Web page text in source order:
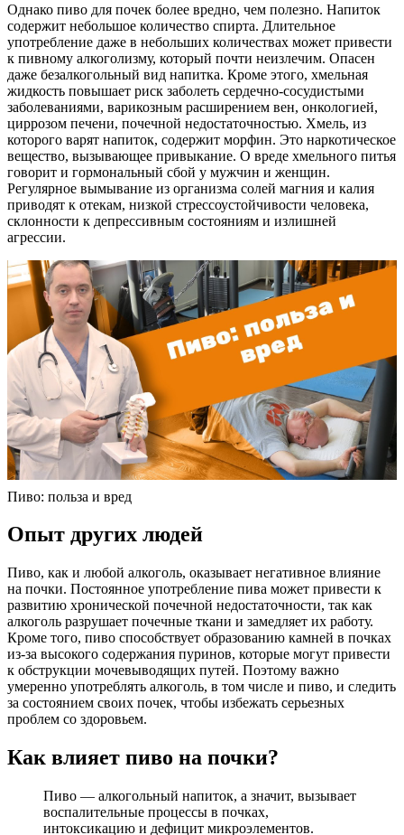
Однако пиво для почек более вредно, чем полезно. Напиток
содержит небольшое количество спирта. Длительное
употребление даже в небольших количествах может привести
к пивному алкоголизму, который почти неизлечим. Опасен
даже безалкогольный вид напитка. Кроме этого, хмельная
жидкость повышает риск заболеть сердечно-сосудистыми
заболеваниями, варикозным расширением вен, онкологией,
циррозом печени, почечной недостаточностью. Хмель, из
которого варят напиток, содержит морфин. Это наркотическое
вещество, вызывающее привыкание. О вреде хмельного питья
говорит и гормональный сбой у мужчин и женщин.
Регулярное вымывание из организма солей магния и калия
приводят к отекам, низкой стрессоустойчивости человека,
склонности к депрессивным состояниям и излишней
агрессии.
Пиво: польза и вред
Опыт других людей
Пиво, как и любой алкоголь, оказывает негативное влияние
на почки. Постоянное употребление пива может привести к
развитию хронической почечной недостаточности, так как
алкоголь разрушает почечные ткани и замедляет их работу.
Кроме того, пиво способствует образованию камней в почках
из-за высокого содержания пуринов, которые могут привести
к обструкции мочевыводящих путей. Поэтому важно
умеренно употреблять алкоголь, в том числе и пиво, и следить
за состоянием своих почек, чтобы избежать серьезных
проблем со здоровьем.
Как влияет пиво на почки?
Пиво — алкогольный напиток, а значит, вызывает
воспалительные процессы в почках,
интоксикацию и дефицит микроэлементов.